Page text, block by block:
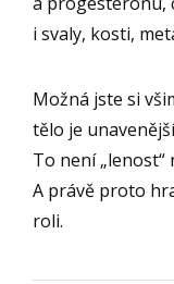
i svaly, kosti,
Možná jste si
tělo je
To není „lenost“
A právě proto
roli.